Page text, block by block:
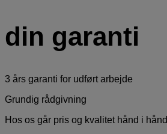
din garanti
3 års garanti for udført arbejde
Grundig rådgivning
Hos os går pris og kvalitet hånd i hånd